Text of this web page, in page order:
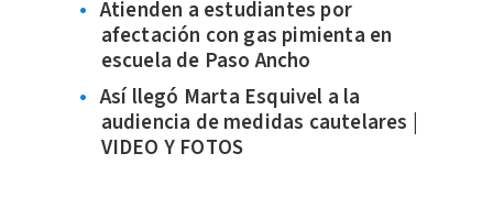
Atienden a estudiantes por
afectación con gas pimienta en
escuela de Paso Ancho
Así llegó Marta Esquivel a la
audiencia de medidas cautelares |
VIDEO Y FOTOS